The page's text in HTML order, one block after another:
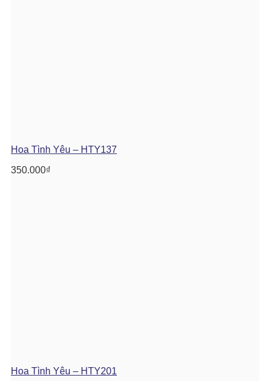
Hoa Tình Yêu – HTY137
350.000₫
Hoa Tình Yêu – HTY201